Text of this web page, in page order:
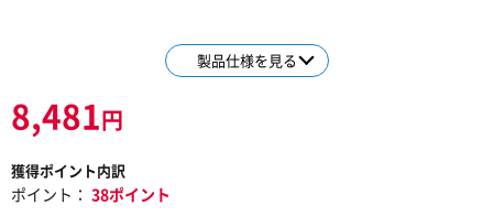
製品仕様を見る
8,481円
獲得ポイント内訳
ポイント： 38ポイント